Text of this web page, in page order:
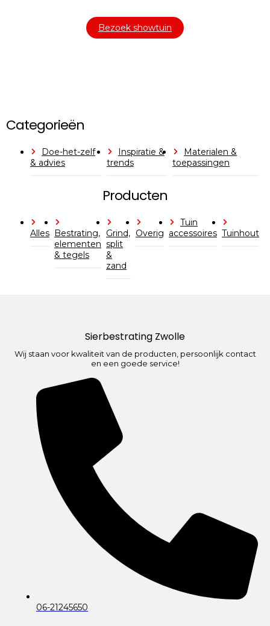
Bezoek showtuin
Categorieën
Doe-het-zelf
& advies
Inspiratie &
trends
Materialen &
toepassingen
Producten
Alles Bestrating,
elementen
& tegels
Grind,
split
&
zand
Overig
Tuin
accessoires Tuinhout
Sierbestrating Zwolle
Wij staan voor kwaliteit van de producten, persoonlijk contact
en een goede service!
06-21245650